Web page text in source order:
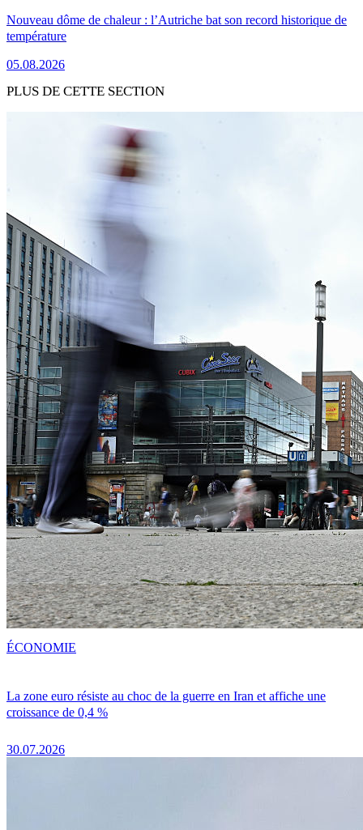
Nouveau dôme de chaleur : l’Autriche bat son record historique de
température
05.08.2026
PLUS DE CETTE SECTION
La zone euro résiste au choc de la guerre en Iran et affiche une
croissance de 0,4 %
30.07.2026
ÉCONOMIE